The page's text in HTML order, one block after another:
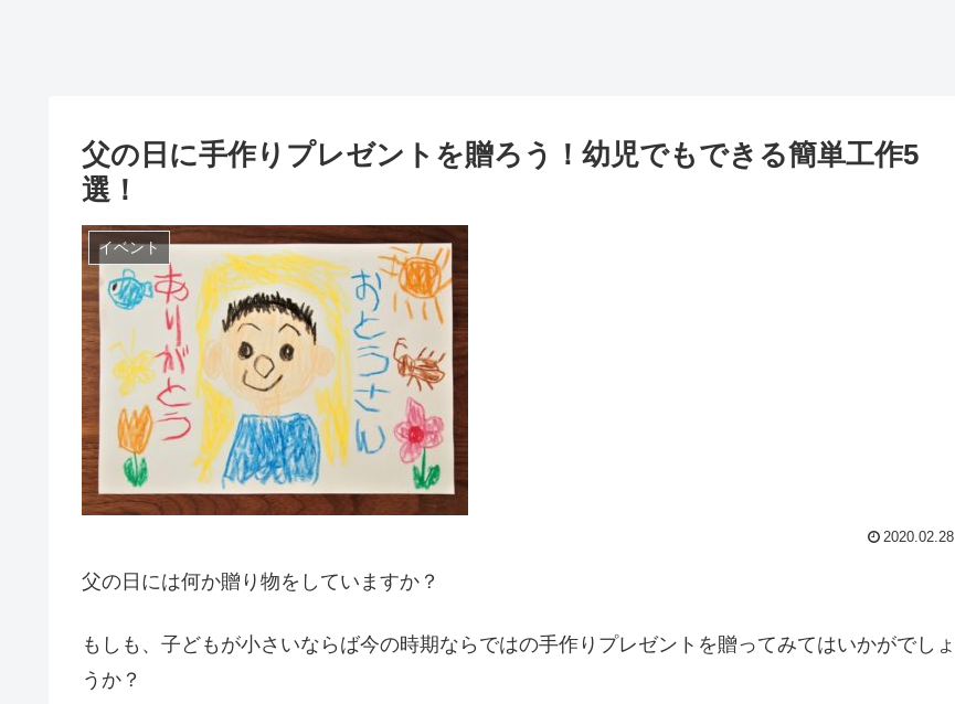
父の日に手作りプレゼントを贈ろう！幼児でもできる簡単工作5
選！
イベント
2020.02.28
父の日には何か贈り物をしていますか？
もしも、子どもが小さいならば今の時期ならではの手作りプレゼントを贈ってみてはいかがでしょ
うか？